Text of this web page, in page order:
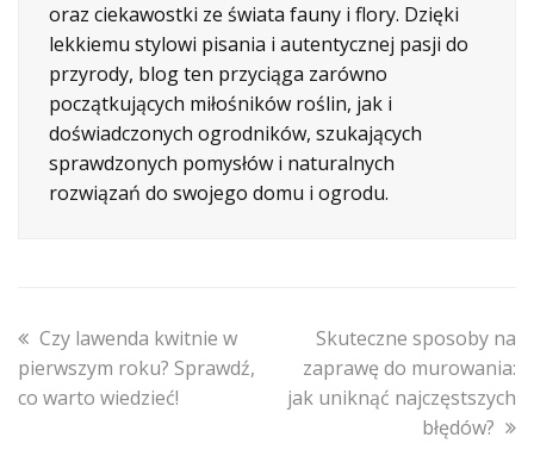
oraz ciekawostki ze świata fauny i flory. Dzięki
lekkiemu stylowi pisania i autentycznej pasji do
przyrody, blog ten przyciąga zarówno
początkujących miłośników roślin, jak i
doświadczonych ogrodników, szukających
sprawdzonych pomysłów i naturalnych
rozwiązań do swojego domu i ogrodu.
previous
post:
Czy lawenda kwitnie w
pierwszym roku? Sprawdź,
co warto wiedzieć!
next
post:
Skuteczne sposoby na
zaprawę do murowania:
jak uniknąć najczęstszych
błędów?